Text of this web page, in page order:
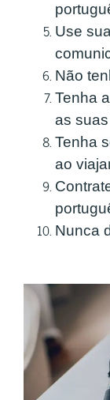
Use
Não
Tenha
as
Tenha
ao
Nunca